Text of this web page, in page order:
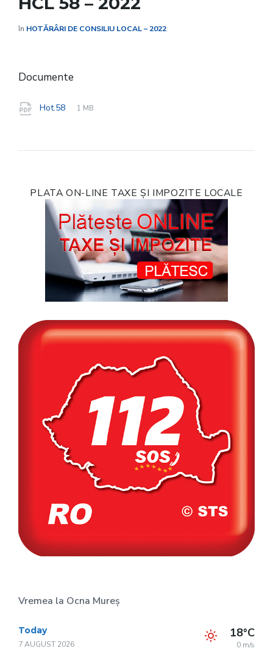
în HOTĂRÂRI DE CONSILIU LOCAL – 2022
Documente
Hot.58
File
pdf
File
1 MB
PLATA ON-LINE TAXE ȘI IMPOZITE LOCALE
Vremea la Ocna Mureș
Today
7 AUGUST 2026
18°C
0 m/s